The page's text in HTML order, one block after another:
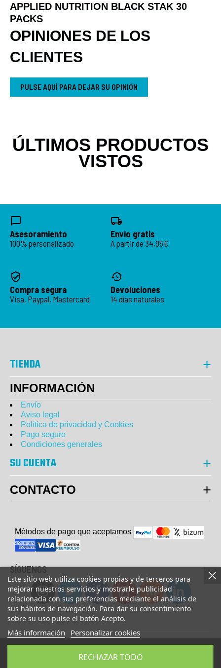
Este sitio web utiliza cookies propias y de terceros para
mejorar nuestros servicios y mostrarle publicidad
relacionada con sus preferencias mediante el análisis de
sus hábitos de navegación. Para dar su consentimiento
sobre su uso pulse el botón Acepto.
Más información Personalizar cookies
RECHAZAR TODO
APPLIED NUTRITION BLACK STAK 30
PACKS
OPINIONES DE LOS
CLIENTES
PULSE AQUÍ PARA DEJAR SU OPINIÓN
ÚLTIMOS PRODUCTOS
VISTOS
Asesoramiento
100% personalizado
Envío gratis
A partir de 34,95€
Compra segura
Visa, Paypal, Mastercard
Devoluciones
14 días naturales
AÑADIR A LA CESTA COMPRAR AHORA
TIENDA
INFORMACIÓN
Envío
Aviso legal
Política de privacidad y Cookies
Pago seguro
Condiciones generales
SU CUENTA
CONTACTO
Métodos de pago que aceptamos
SÍGUENOS
© Copyright 2023 UsaFitness. All Rights Reserved.